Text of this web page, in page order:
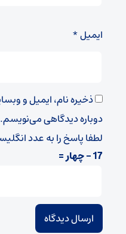
ایمیل*
ذخیره نام، ایمیل و
دوباره دیدگاهی می‌نویسم.
لطفا پاسخ را به عدد
17 − چهار =